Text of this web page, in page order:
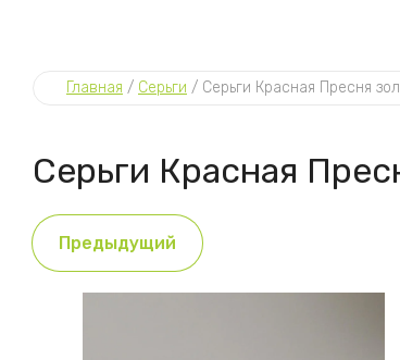
Главная / Серьги / Серьги Красная Пресня
Серьги Красная
Предыдущий